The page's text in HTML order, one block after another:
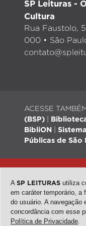
SP Leituras -
Cultura
Rua Faustolo,
000 • São
ACESSE
(BSP)
BibliON
Públicas de São
A SP LEITURAS utiliza
em caráter temporário, a
do usuário. A navegação
concordância com esse
Política de Privacidade.